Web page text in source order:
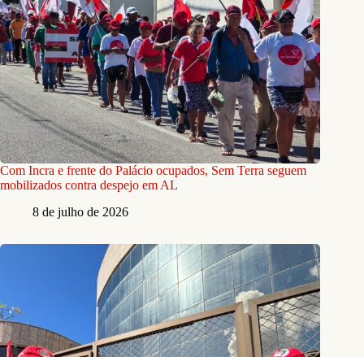
Com Incra e frente do Palácio ocupados, Sem Terra seguem
mobilizados contra despejo em AL
8 de julho de 2026